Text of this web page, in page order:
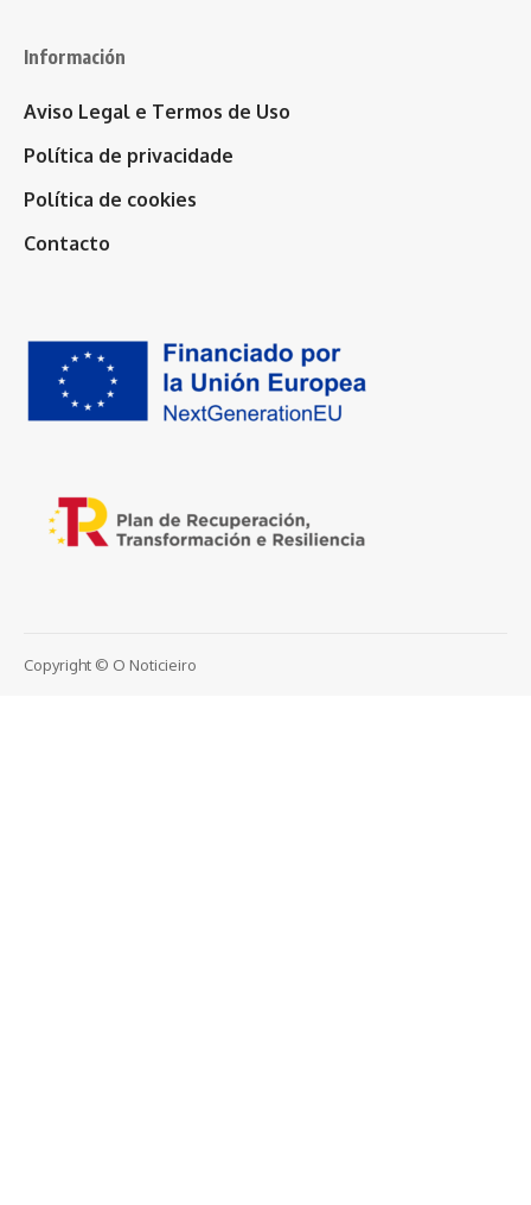
Información
Aviso Legal e Termos de Uso
Política de privacidade
Política de cookies
Contacto
Copyright © O Noticieiro